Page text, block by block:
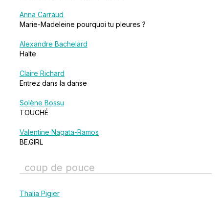
Anna Carraud
Marie-Madeleine pourquoi tu pleures ?
Alexandre Bachelard
Halte
Claire Richard
Entrez dans la danse
Solène Bossu
TOUCHÉ
Valentine Nagata-Ramos
BE.GIRL
coup de pouce
Thalia Pigier